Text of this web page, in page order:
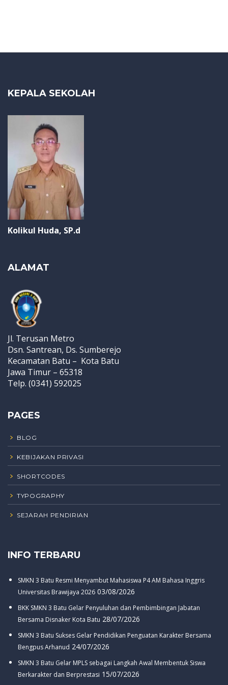
KEPALA SEKOLAH
Kolikul Huda, SP.d
ALAMAT
Jl. Terusan Metro
Dsn. Santrean, Ds. Sumberejo
Kecamatan Batu – Kota Batu
Jawa Timur – 65318
Telp. (0341) 592025
PAGES
BLOG
KEBIJAKAN PRIVASI
SHORTCODES
TYPOGRAPHY
SEJARAH PENDIRIAN
INFO TERBARU
SMKN 3 Batu Resmi Menyambut Mahasiswa P4 AM Bahasa Inggris
Universitas Brawijaya 2026 03/08/2026
BKK SMKN 3 Batu Gelar Penyuluhan dan Pembimbingan Jabatan
Bersama Disnaker Kota Batu 28/07/2026
SMKN 3 Batu Sukses Gelar Pendidikan Penguatan Karakter Bersama
Bengpus Arhanud 24/07/2026
SMKN 3 Batu Gelar MPLS sebagai Langkah Awal Membentuk Siswa
Berkarakter dan Berprestasi 15/07/2026